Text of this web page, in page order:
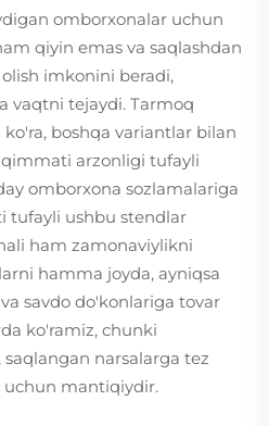
omborxonalar uchun
qiyin emas va saqlashdan
imkonini beradi,
vaqtni tejaydi. Tarmoq
boshqa variantlar bilan
arzonligi tufayli
omborxona sozlamalariga
tufayli ushbu stendlar
ham zamonaviylikni
hamma joyda, ayniqsa
savdo do'konlariga tovar
ko'ramiz, chunki
narsalarga tez
uchun mantiqiydir.